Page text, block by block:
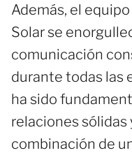
Además, el
Solar se
comunicación
durante todas las
ha sido
relaciones sólidas
combinación de